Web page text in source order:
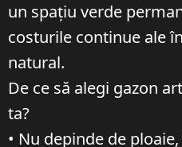
un spațiu verde
costurile continue ale
natural.
De ce să alegi gazon
ta?
• Nu depinde de